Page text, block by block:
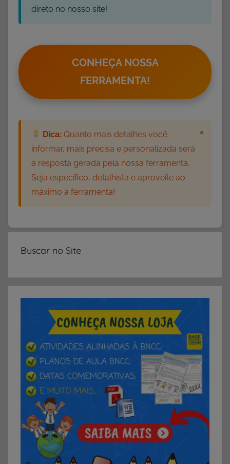
direto no nosso site!
CONHEÇA NOSSA
FERRAMENTA!
Dica: Quanto mais detalhes você
informar, mais precisa e personalizada será
a resposta gerada pela nossa ferramenta.
Seja específico, detalhista e aproveite ao
máximo a ferramenta!
×
Buscar no Site